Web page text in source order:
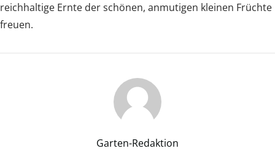
reichhaltige Ernte der schönen, anmutigen kleinen Früchte
freuen.
Garten-Redaktion